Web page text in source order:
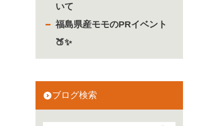
いて
福島県産モモのPRイベント
🍑✨
ブログ検索